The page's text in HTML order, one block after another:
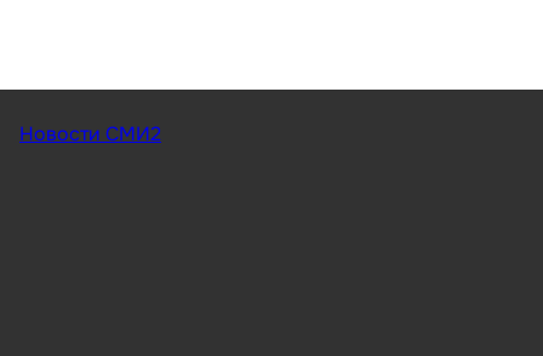
Новости СМИ2